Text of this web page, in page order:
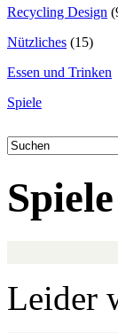
Recycling Design
Nützliches (15)
Essen und Trinken
Spiele
Spiele
Leider